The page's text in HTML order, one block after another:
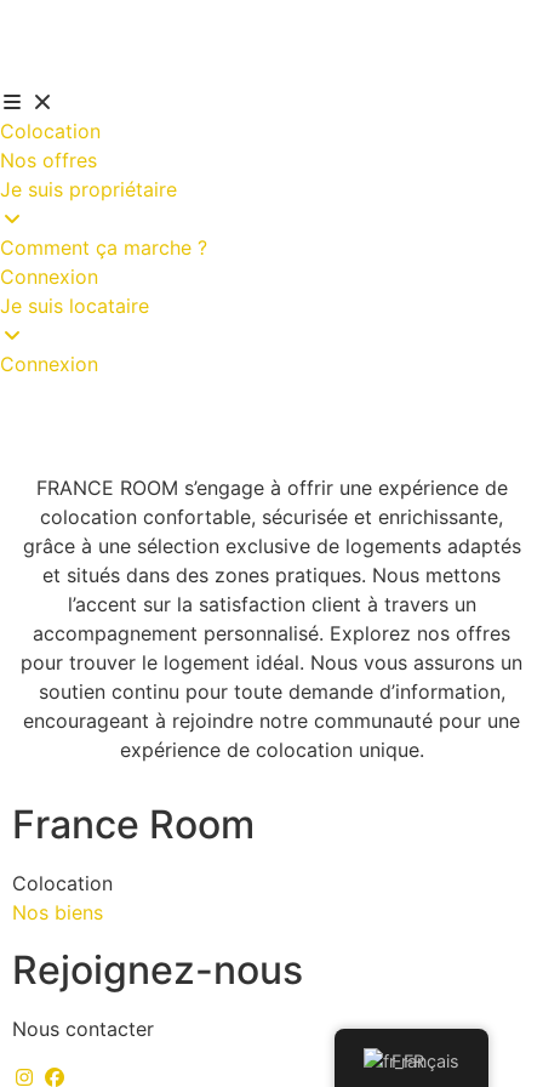
Colocation
Nos offres
Je suis propriétaire
Comment ça marche ?
Connexion
Je suis locataire
Connexion
FRANCE ROOM s’engage à offrir une expérience de
colocation confortable, sécurisée et enrichissante,
grâce à une sélection exclusive de logements adaptés
et situés dans des zones pratiques. Nous mettons
l’accent sur la satisfaction client à travers un
accompagnement personnalisé. Explorez nos offres
pour trouver le logement idéal. Nous vous assurons un
soutien continu pour toute demande d’information,
encourageant à rejoindre notre communauté pour une
expérience de colocation unique.
France Room
Colocation
Nos biens
Rejoignez-nous
Nous contacter
Français